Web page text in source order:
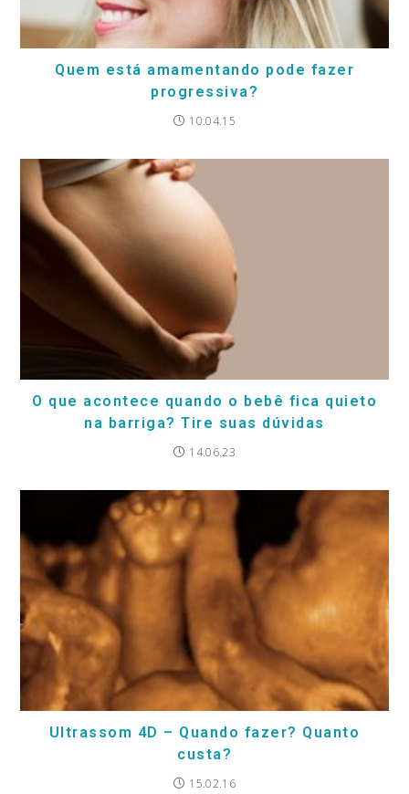
Quem está amamentando pode fazer
progressiva?
10.04.15
O que acontece quando o bebê fica quieto
na barriga? Tire suas dúvidas
14.06.23
Ultrassom 4D – Quando fazer? Quanto
custa?
15.02.16